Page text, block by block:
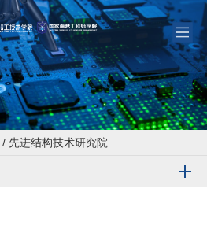
/ 先进结构技术研究院